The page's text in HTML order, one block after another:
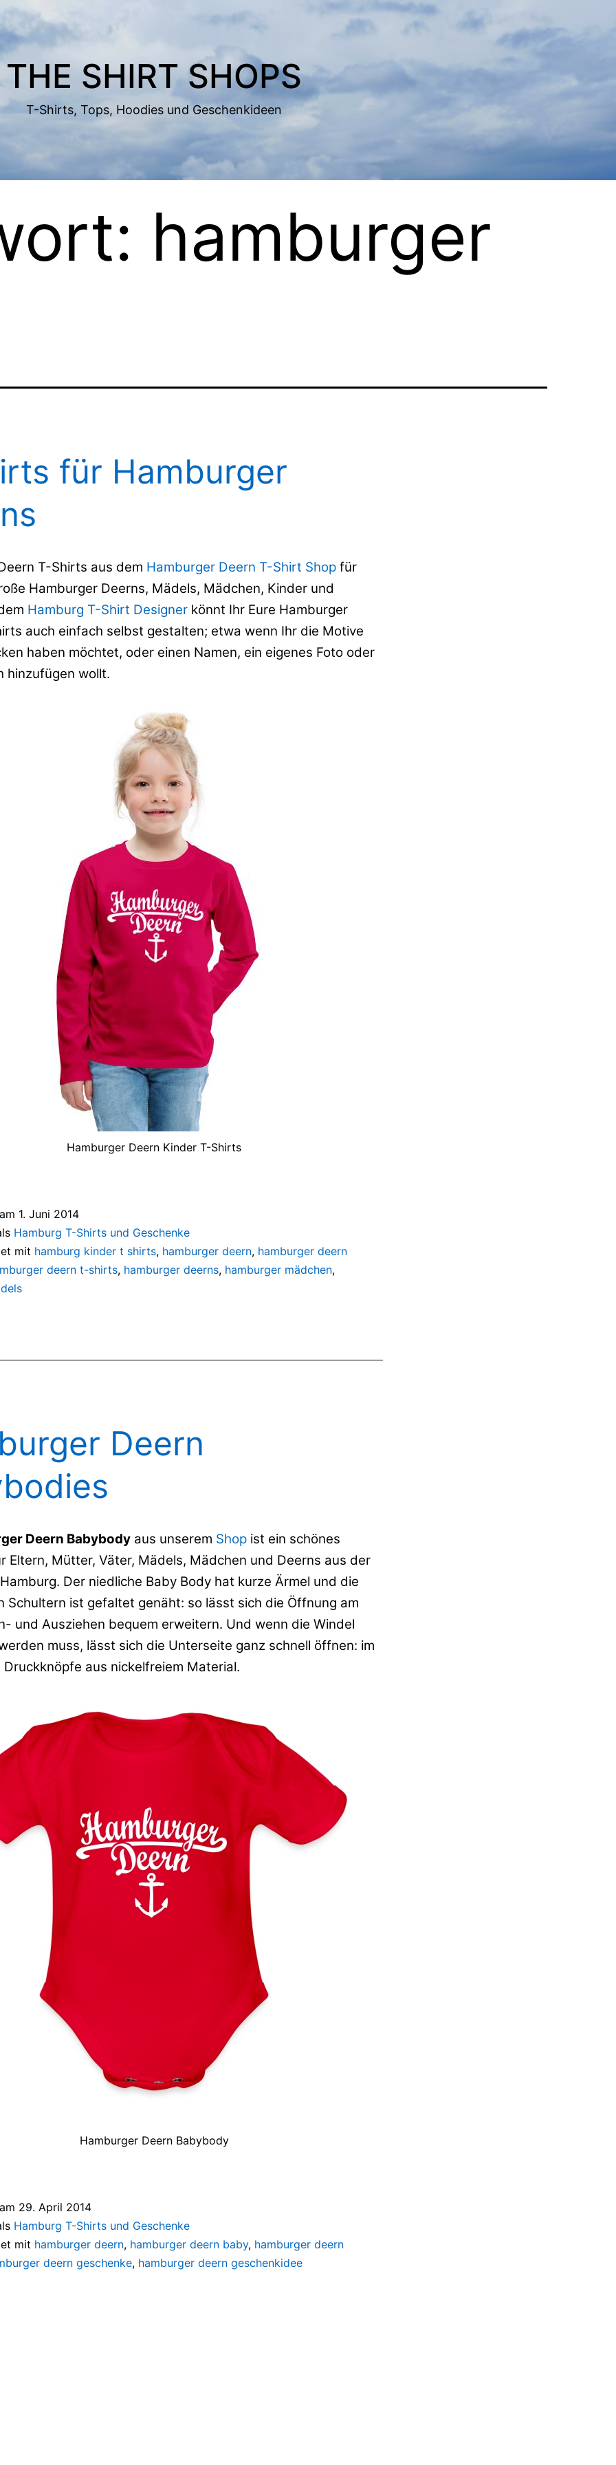
THE SHIRT SHOPS
T-Shirts, Tops, Hoodies und Geschenkideen
hamburger
für Hamburger
T-Shirts aus dem Hamburger Deern T-Shirt Shop für
Hamburger Deerns, Mädels, Mädchen, Kinder und
Hamburg T-Shirt Designer könnt Ihr Eure Hamburger
auch einfach selbst gestalten; etwa wenn Ihr die Motive
haben möchtet, oder einen Namen, ein eigenes Foto oder
hinzufügen wollt.
Hamburger Deern Kinder T-Shirts
1. Juni 2014
Hamburg T-Shirts und Geschenke
mit hamburg kinder t shirts, hamburger deern, hamburger deern
deern t-shirts, hamburger deerns, hamburger mädchen,
Deern
Deern Babybody aus unserem Shop ist ein schönes
Eltern, Mütter, Väter, Mädels, Mädchen und Deerns aus der
Der niedliche Baby Body hat kurze Ärmel und die
Schultern ist gefaltet genäht: so lässt sich die Öffnung am
und Ausziehen bequem erweitern. Und wenn die Windel
muss, lässt sich die Unterseite ganz schnell öffnen: im
Druckknöpfe aus nickelfreiem Material.
Hamburger Deern Babybody
29. April 2014
Hamburg T-Shirts und Geschenke
mit hamburger deern, hamburger deern baby, hamburger deern
deern geschenke, hamburger deern geschenkidee